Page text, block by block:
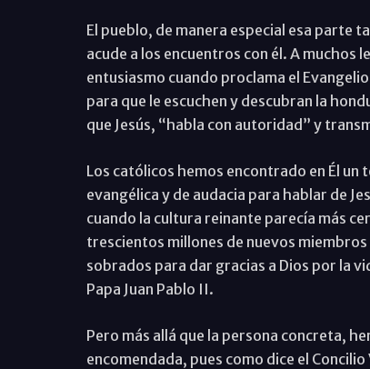
El pueblo, de manera especial esa parte
acude a los encuentros con él. A muchos
entusiasmo cuando proclama el
para que le escuchen y descubran la
que Jesús, “habla con autoridad” y
Los católicos hemos encontrado en Él
evangélica y de audacia para hablar de
cuando la cultura reinante parecía más
trescientos millones de nuevos
sobrados para dar gracias a Dios por la
Papa Juan Pablo II.
Pero más allá que la persona concreta,
encomendada, pues como dice el